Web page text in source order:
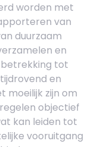
worden met
van
duurzaam
en
tot
en
moeilijk zijn om
objectief
kan leiden tot
vooruitgang